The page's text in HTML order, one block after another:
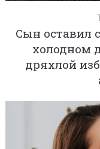
Сын оставил
холодном
дряхлой